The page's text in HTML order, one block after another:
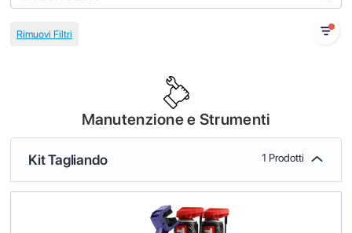
Manutenzione e Strumenti
Kit Tagliando 1 Prodotti